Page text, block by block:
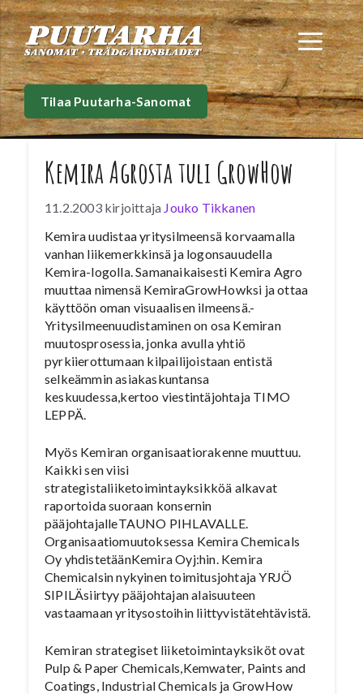
Siirry
sisältöön
Tilaa Puutarha-Sanomat
Kemira Agrosta tuli GrowHow
11.2.2003 kirjoittaja Jouko Tikkanen
Kemira uudistaa yritysilmeensä korvaamalla
vanhan liikemerkkinsä ja logonsauudella
Kemira-logolla. Samanaikaisesti Kemira Agro
muuttaa nimensä KemiraGrowHowksi ja ottaa
käyttöön oman visuaalisen ilmeensä.-
Yritysilmeenuudistaminen on osa Kemiran
muutosprosessia, jonka avulla yhtiö
pyrkiierottumaan kilpailijoistaan entistä
selkeämmin asiakaskuntansa
keskuudessa,kertoo viestintäjohtaja TIMO
LEPPÄ.
Myös Kemiran organisaatiorakenne muuttuu.
Kaikki sen viisi
strategistaliiketoimintayksikköä alkavat
raportoida suoraan konsernin
pääjohtajalleTAUNO PIHLAVALLE.
Organisaatiomuutoksessa Kemira Chemicals
Oy yhdistetäänKemira Oyj:hin. Kemira
Chemicalsin nykyinen toimitusjohtaja YRJÖ
SIPILÄsiirtyy pääjohtajan alaisuuteen
vastaamaan yritysostoihin liittyvistätehtävistä.
Kemiran strategiset liiketoimintayksiköt ovat
Pulp & Paper Chemicals,Kemwater, Paints and
Coatings, Industrial Chemicals ja GrowHow